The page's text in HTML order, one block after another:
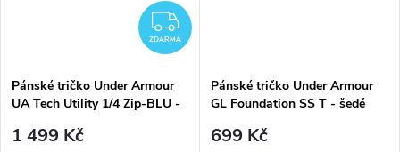
ZDARMA
ZDARMA
Pánské tričko Under Armour
UA Tech Utility 1/4 Zip-BLU -
1 499 Kč
Pánské tričko Under Armour
GL Foundation SS T - šedé
699 Kč